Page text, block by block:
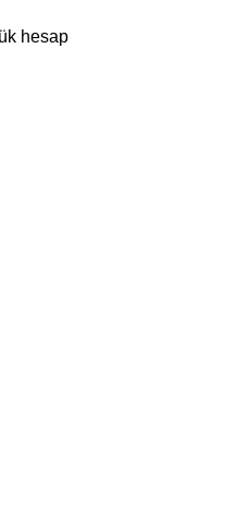
hesap